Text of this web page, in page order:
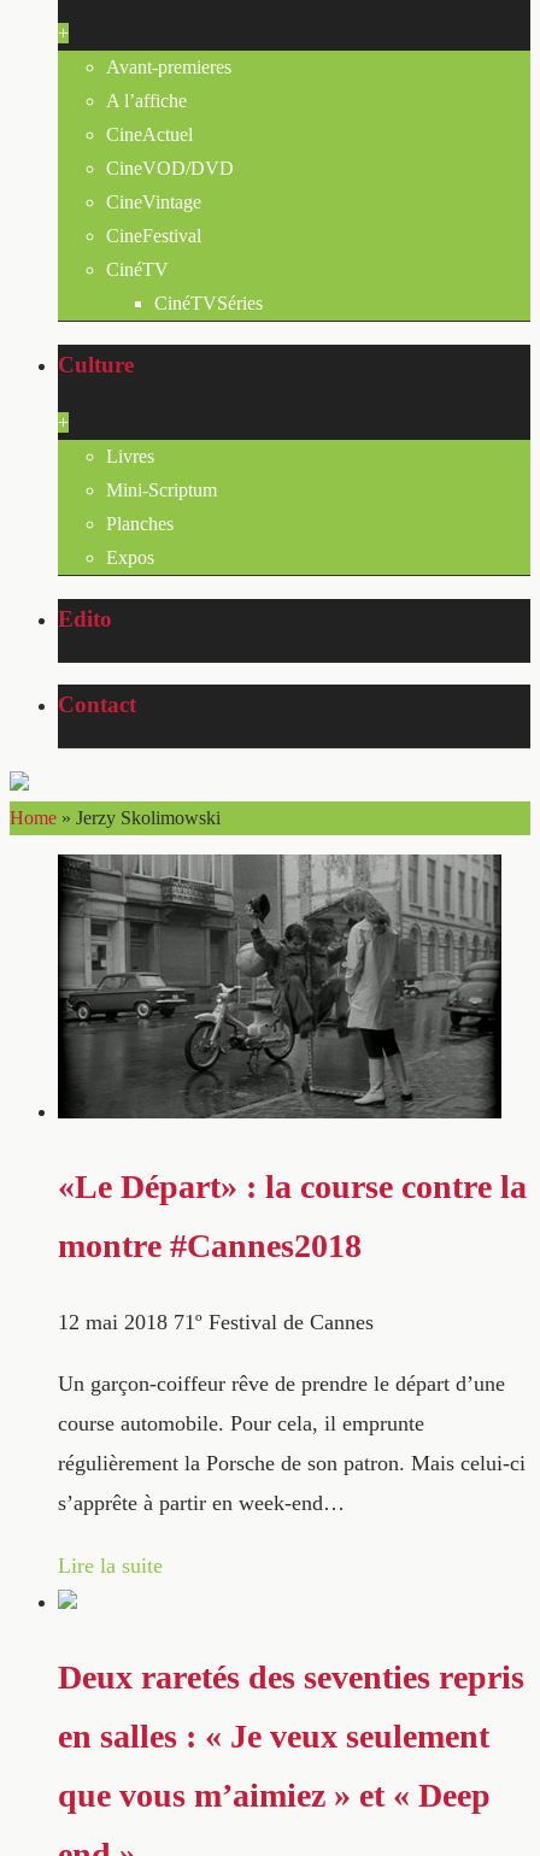
+
Avant-premieres
A l’affiche
CineActuel
CineVOD/DVD
CineVintage
CineFestival
CinéTV
CinéTVSéries
Culture
+
Livres
Mini-Scriptum
Planches
Expos
Edito
Contact
Home » Jerzy Skolimowski
«Le Départ» : la course contre la
montre #Cannes2018
12 mai 2018 71º Festival de Cannes
Un garçon-coiffeur rêve de prendre le départ d’une
course automobile. Pour cela, il emprunte
régulièrement la Porsche de son patron. Mais celui-ci
s’apprête à partir en week-end…
Lire la suite
Deux raretés des seventies repris
en salles : « Je veux seulement
que vous m’aimiez » et « Deep